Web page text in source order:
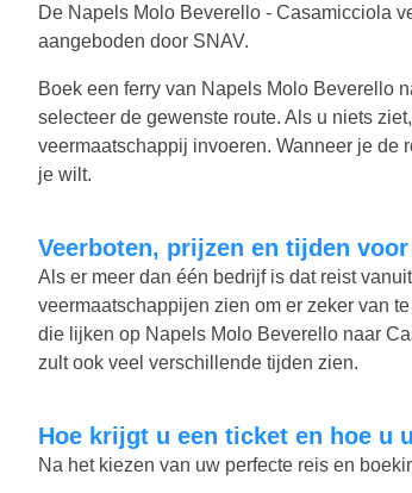
De Napels Molo Beverello - Casamicciola
aangeboden door SNAV.
Boek een ferry van Napels Molo Beverello
selecteer de gewenste route. Als u niets
veermaatschappij invoeren. Wanneer je de
je wilt.
Veerboten, prijzen en tijden
Als er meer dan één bedrijf is dat reist
veermaatschappijen zien om er zeker van
die lijken op Napels Molo Beverello naar
zult ook veel verschillende tijden zien.
Hoe krijgt u een ticket en hoe
Na het kiezen van uw perfecte reis en